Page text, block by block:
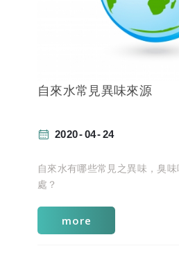
24
04
2020
自來水常見異味來源
自來水有哪些常見之異味，臭
處？
more